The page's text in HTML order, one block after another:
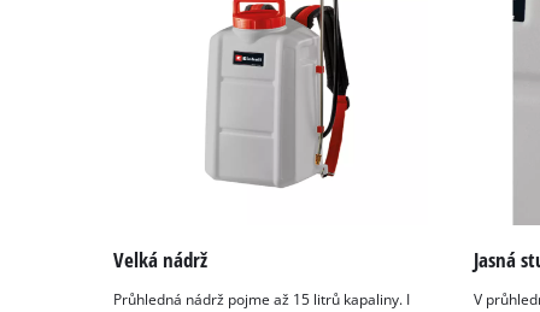
Velká nádrž
Průhledná nádrž pojme až 15 litrů kapaliny. I
Jasná
V